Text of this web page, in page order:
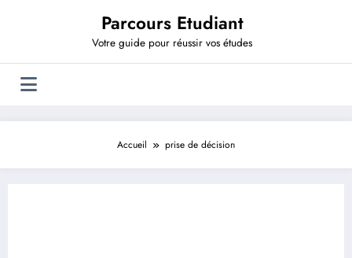
Parcours Etudiant
Votre guide pour réussir vos études
Accueil prise de décision